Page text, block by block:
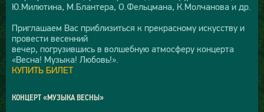
Ю.Милютина, М.Блантера, О.Фельцмана, К.Молчанова и др.
Приглашаем Вас приблизиться к прекрасному искусству и
провести весенний
вечер, погрузившись в волшебную атмосферу концерта
«Весна! Музыка! Любовь!».
КУПИТЬ БИЛЕТ
КОНЦЕРТ «МУЗЫКА ВЕСНЫ»